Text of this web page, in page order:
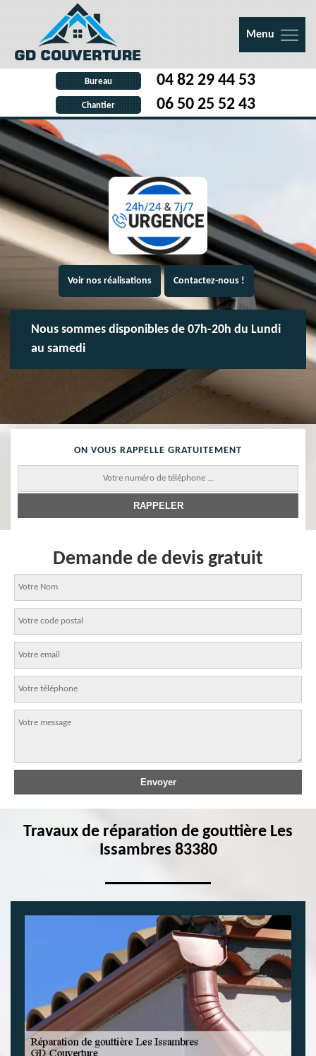
Menu
Bureau 04 82 29 44 53
Chantier 06 50 25 52 43
Voir nos réalisations Contactez-nous !
Nous sommes disponibles de 07h-20h du Lundi
au samedi
ON VOUS RAPPELLE GRATUITEMENT
Demande de devis gratuit
Travaux de réparation de gouttière Les
Issambres 83380